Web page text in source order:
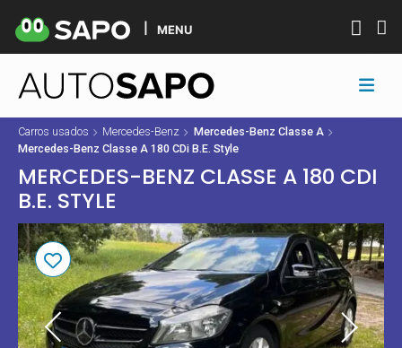
MENU
Carros usados Mercedes-Benz
Mercedes-Benz Classe A
Mercedes-Benz Classe A 180 CDi B.E. Style
MERCEDES-BENZ CLASSE A 180 CDI
B.E. STYLE